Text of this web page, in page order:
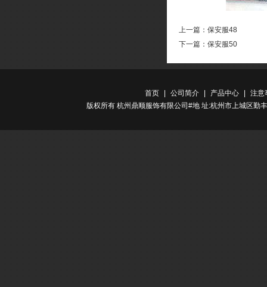
上一篇： 保安服48
下一篇： 保安服50
首页 公司简介 产品中心
注意
版权所有 杭州鼎顺服饰有限公司#地 址:杭州市上城区